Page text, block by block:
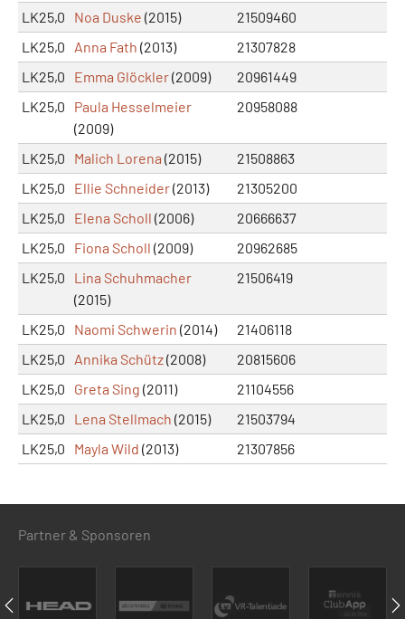
LK25,0
Noa Duske (2015)
21509460
LK25,0
Anna Fath (2013)
21307828
LK25,0
Emma Glöckler(2009)
20961449
LK25,0
Paula Hesselmeier
(2009)
20958088
LK25,0 Malich Lorena (2015)
21508863
LK25,0
Ellie Schneider(2013)
21305200
LK25,0
Elena Scholl (2006)
20666637
LK25,0
Fiona Scholl (2009)
20962685
LK25,0
Lina Schuhmacher
(2015)
21506419
LK25,0 Naomi Schwerin (2014)
21406118
LK25,0
Annika Schütz(2008)
20815606
LK25,0
Greta Sing (2011)
21104556
LK25,0
Lena Stellmach (2015)
21503794
LK25,0
Mayla Wild (2013) 21307856
Partner & Sponsoren